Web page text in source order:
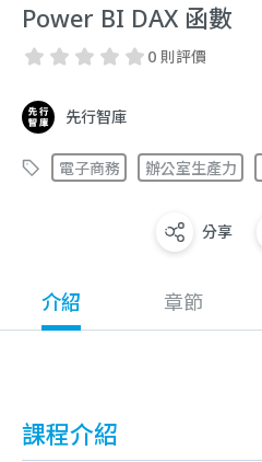
Power BI DAX 函數
0 則評價
先行智庫
電子商務 辦公室生產力
分享
介紹 章節
課程介紹